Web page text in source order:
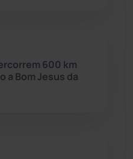
600 km
a Bom Jesus da